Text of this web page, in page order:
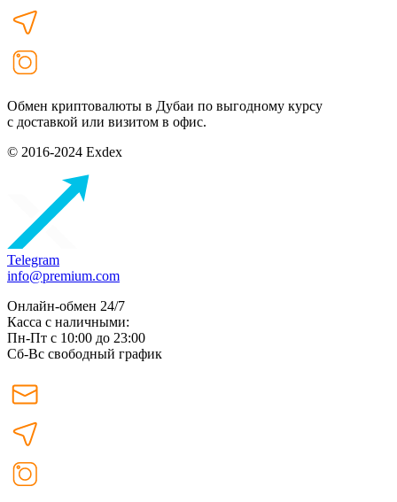
Обмен криптовалюты в Дубаи по выгодному курсу
с доставкой или визитом в офис.
© 2016-2024 Exdex
Telegram
info@premium.com
Онлайн-обмен 24/7
Касса с наличными:
Пн-Пт с 10:00 до 23:00
Сб-Вс свободный график